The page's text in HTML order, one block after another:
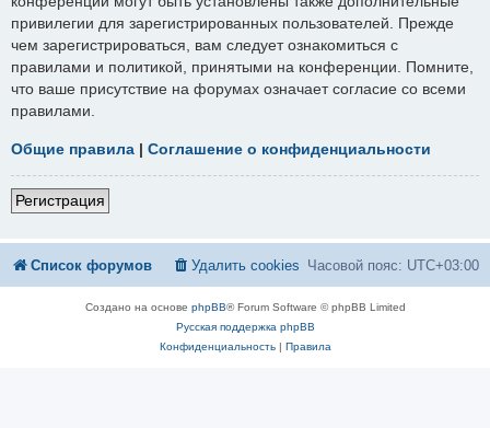
привилегии для зарегистрированных пользователей. Прежде
чем зарегистрироваться, вам следует ознакомиться с
правилами и политикой, принятыми на конференции. Помните,
что ваше присутствие на форумах означает согласие со всеми
правилами.
Общие правила | Соглашение о конфиденциальности
Регистрация
Список форумов Часовой пояс: UTC+03:00
Удалить cookies
Создано на основе phpBB® Forum Software © phpBB Limited
Русская поддержка phpBB
Конфиденциальность| Правила